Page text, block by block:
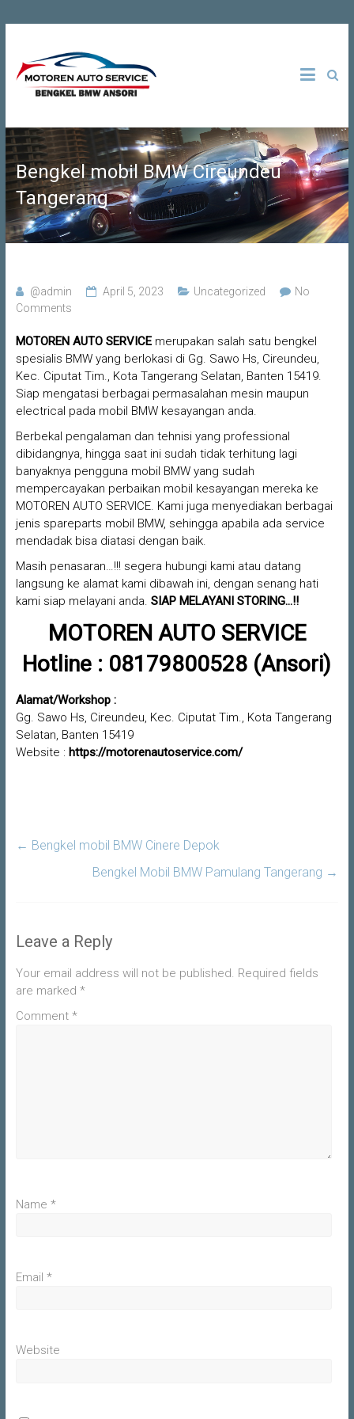
content
Motoren
Auto
Service
Bengkel
Spesialis
BMW di
Jakarta |
| Depok |
Bogor |
Bekasi
Bengkel mobil BMW Cireundeu
Tangerang
@admin April 5, 2023 Uncategorized
No
Comments
MOTOREN AUTO SERVICEmerupakan salah satu bengkel
spesialis BMW yang berlokasi di Gg. Sawo Hs, Cireundeu,
Kec. Ciputat Tim., Kota Tangerang Selatan, Banten 15419.
Siap mengatasi berbagai permasalahan mesin maupun
electrical pada mobil BMW kesayangan anda.
Berbekal pengalaman dan tehnisi yang professional
dibidangnya, hingga saat ini sudah tidak terhitung lagi
banyaknya pengguna mobil BMW yang sudah
mempercayakan perbaikan mobil kesayangan mereka ke
MOTOREN AUTO SERVICE. Kami juga menyediakan berbagai
jenis spareparts mobil BMW, sehingga apabila ada service
mendadak bisa diatasi dengan baik.
Masih penasaran…!!! segera hubungi kami atau datang
langsung ke alamat kami dibawah ini, dengan senang hati
kami siap melayani anda. SIAP MELAYANI STORING…!!
MOTOREN AUTO SERVICE
Hotline : 08179800528 (Ansori)
Alamat/Workshop :
Gg. Sawo Hs, Cireundeu, Kec. Ciputat Tim., Kota Tangerang
Selatan, Banten 15419
Website : https://motorenautoservice.com/
← Bengkel mobil BMW Cinere Depok
Bengkel Mobil BMW Pamulang Tangerang →
Leave a Reply
Your email address will not be published. Required fields
are marked *
Comment *
Name *
Email *
Website